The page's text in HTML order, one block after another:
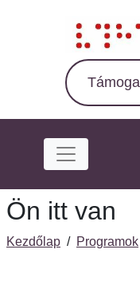
Ön itt van
Kezdőlap / Programok